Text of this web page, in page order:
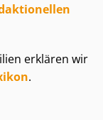
erklären wir
.